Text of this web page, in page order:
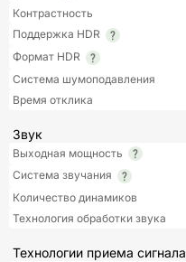
Контрастность
Поддержка HDR
Формат HDR
Система шумоподавления
Время отклика
Звук
Выходная мощность
Система звучания
Количество динамиков
Технология обработки звука
Технологии приема сигнала